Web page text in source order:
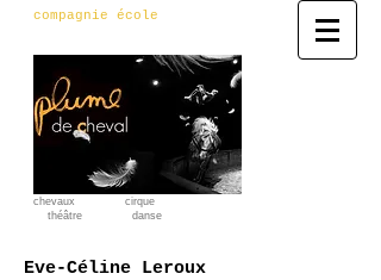
compagnie école
chevaux cirque
théâtre danse
Eve-Céline Leroux